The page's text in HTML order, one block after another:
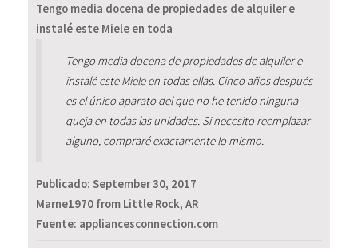
Tengo media docena de propiedades de alquiler e
instalé este Miele en toda
Tengo media docena de propiedades de alquiler e
instalé este Miele en todas ellas. Cinco años después
es el único aparato del que no he tenido ninguna
queja en todas las unidades. Si necesito reemplazar
alguno, compraré exactamente lo mismo.
Publicado: September 30, 2017
Marne1970 from Little Rock, AR
Fuente: appliancesconnection.com